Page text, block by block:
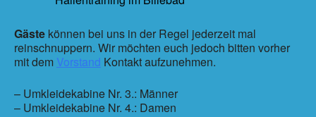
Gäste können bei uns in der Regel jederzeit mal
reinschnuppern. Wir möchten euch jedoch bitten vorher
mit dem Vorstand Kontakt aufzunehmen.
– Umkleidekabine Nr. 3.: Männer
– Umkleidekabine Nr. 4.: Damen